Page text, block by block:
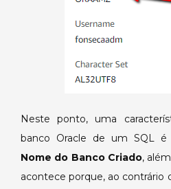
Neste ponto, uma
banco Oracle de um SQL
Nome do Banco Criado,
acontece porque, ao contrário